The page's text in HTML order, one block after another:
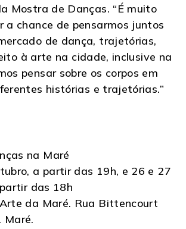
Mostra de Danças. “É muito
chance de pensarmos juntos
de dança, trajetórias,
à arte na cidade, inclusive na
pensar sobre os corpos em
histórias e trajetórias.”
na Maré
a partir das 19h, e 26 e 27
das 18h
da Maré. Rua Bittencourt
Maré.